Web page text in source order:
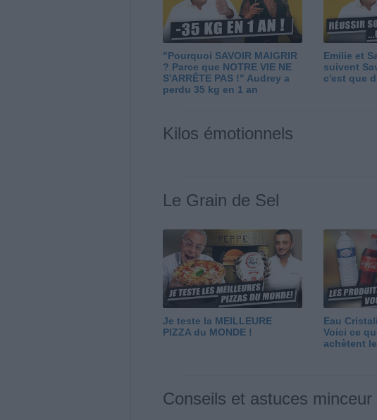
"Pourquoi SAVOIR MAIGRIR
? Parce que NOTRE VIE NE
S'ARRÊTE PAS !" Audrey a
perdu 35 kg en 1 an
Emilie et
suivent
c'est que
Kilos émotionnels
Le Grain de Sel
Je teste la MEILLEURE
PIZZA du MONDE !
Eau
Voici ce
achètent
Conseils et astuces minceur